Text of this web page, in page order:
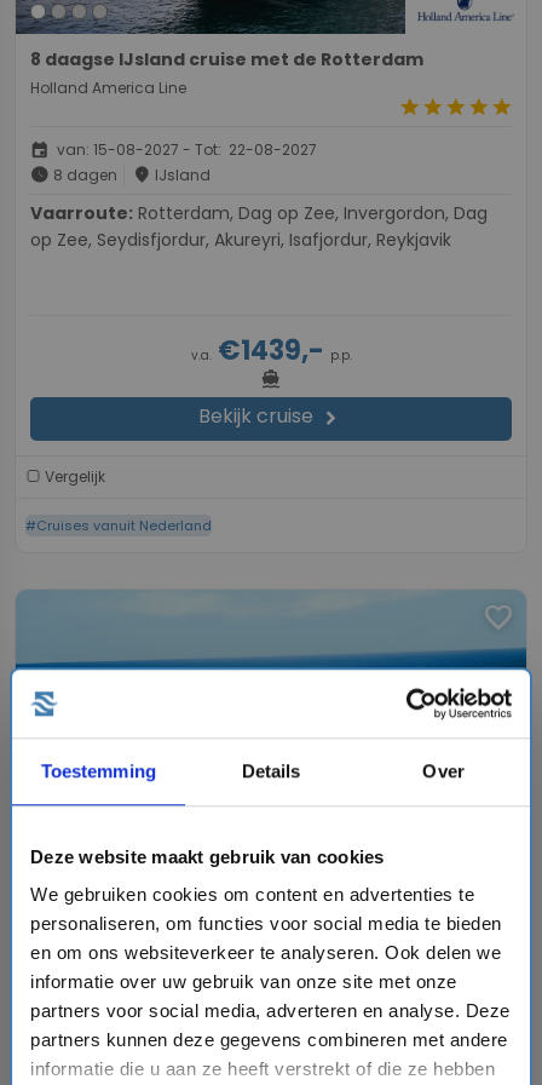
Toestemming Details Over
Deze website maakt gebruik van cookies
We gebruiken cookies om content en advertenties te
personaliseren, om functies voor social media te bieden
en om ons websiteverkeer te analyseren. Ook delen we
informatie over uw gebruik van onze site met onze
partners voor social media, adverteren en analyse. Deze
partners kunnen deze gegevens combineren met andere
informatie die u aan ze heeft verstrekt of die ze hebben
8 daagse IJsland cruise met de Rotterdam
Holland America Line
starstarstarstarstar
event van: 15-08-2027 - Tot: 22-08-2027
schedule 8 dagen place IJsland
Vaarroute:
op Zee, Seydisfjordur, Akureyri, Isafjordur, Reykjavik
v.a.€1439,- p.p.
directions_boat
Bekijk cruise chevron_right
Vergelijk
#Cruises vanuit Nederland
favorite
chevron_right
15 daagse Noorse Fjorden cruise met de Zuiderdam
Holland America Line
eventvan: 17-07-2027 - Tot: 31-07-2027
schedule15 dagen place Noorse Fjorden
Vaarroute:Amsterdam, Dag op Zee, Eidfjord, Alesund,
Olden, Sandnes, Dag op Zee, Amsterdam, Dag op Zee,
Oslo, Kristiansand, Sandnes, Skjolden, Dag op Zee,